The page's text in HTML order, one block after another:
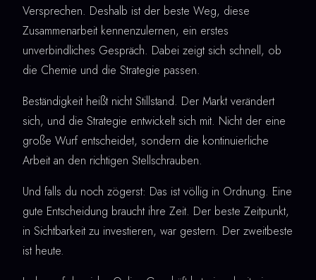
Versprechen. Deshalb ist der beste Weg, diese
Zusammenarbeit kennenzulernen, ein erstes
unverbindliches Gespräch. Dabei zeigt sich schnell, ob
die Chemie und die Strategie passen.
Beständigkeit heißt nicht Stillstand. Der Markt verändert
sich, und die Strategie entwickelt sich mit. Nicht der eine
große Wurf entscheidet, sondern die kontinuierliche
Arbeit an den richtigen Stellschrauben.
Und falls du noch zögerst: Das ist völlig in Ordnung. Eine
gute Entscheidung braucht ihre Zeit. Der beste Zeitpunkt,
in Sichtbarkeit zu investieren, war gestern. Der zweitbeste
ist heute.